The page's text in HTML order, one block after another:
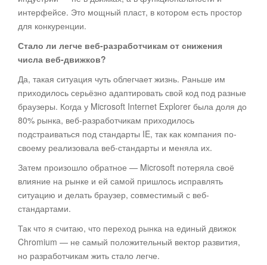
интерфейсе. Это мощный пласт, в котором есть простор
для конкуренции.
Стало ли легче веб-разработчикам от снижения
числа веб-движков?
Да, такая ситуация чуть облегчает жизнь. Раньше им
приходилось серьёзно адаптировать свой код под разные
браузеры. Когда у Microsoft Internet Explorer была доля до
80% рынка, веб-разработчикам приходилось
подстраиваться под стандарты IE, так как компания по-
своему реализовала веб-стандарты и меняла их.
Затем произошло обратное — Microsoft потеряла своё
влияние на рынке и ей самой пришлось исправлять
ситуацию и делать браузер, совместимый с веб-
стандартами.
Так что я считаю, что переход рынка на единый движок
Chromium — не самый положительный вектор развития,
но разработчикам жить стало легче.